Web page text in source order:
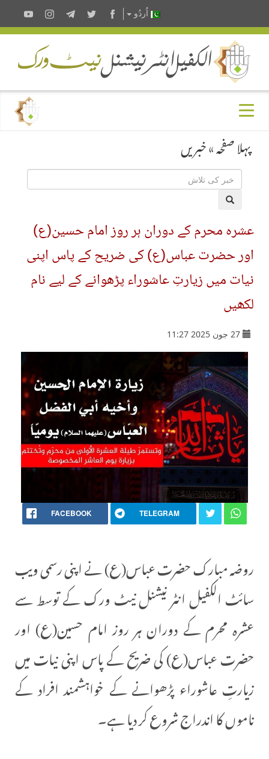
اُردُو
پہلا صفحہ»خبریں
عشرہ محرم کے دوران ہر روز امام حسین(ع)
اور حضرت عباس(ع) کی ضریح کے پاس اپنی
نیات میں زیارتِ عاشوراء پڑھوانے کے لیے نام
لکھیں
27 جون 2025 11:27
FACEBOOK TELEGRAM
روضہ مبارک حضرت عباس(ع) نے اپنی رسمی ویب
سائٹ الکفیل انٹر نیشنل نیٹ ورک کے توسط سے
عشرہ محرم کے دوران ہر روز امام حسین(ع) اور
حضرت عباس(ع) کی ضریح کے پاس اپنی نیات میں
زیارتِ عاشوراء پڑھوانے کے خواہشمند افراد کے
ناموں کا اندراج شروع کر دیا ہے۔